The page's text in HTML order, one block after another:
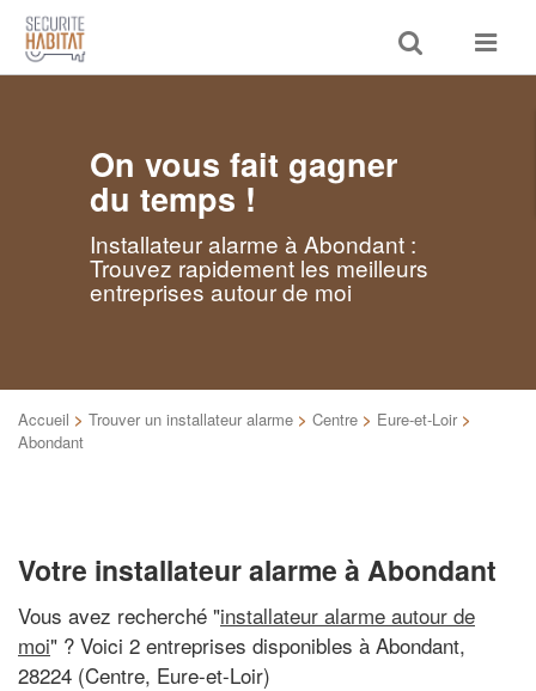
Toggle
search
Toggle
On vous fait gagner
du temps !
Installateur alarme à Abondant :
Trouvez rapidement les meilleurs
entreprises autour de moi
Accueil > Trouver un installateur alarme > Centre > Eure-et-Loir >
Abondant
Votre installateur alarme à Abondant
Vous avez recherché "installateur alarme autour de
moi" ? Voici 2 entreprises disponibles à Abondant,
28224 (Centre, Eure-et-Loir)